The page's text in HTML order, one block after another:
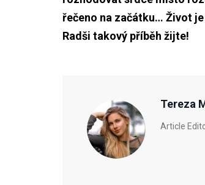
řečeno na začátku… Život
Radši takový příběh žijte!
Tereza
Article